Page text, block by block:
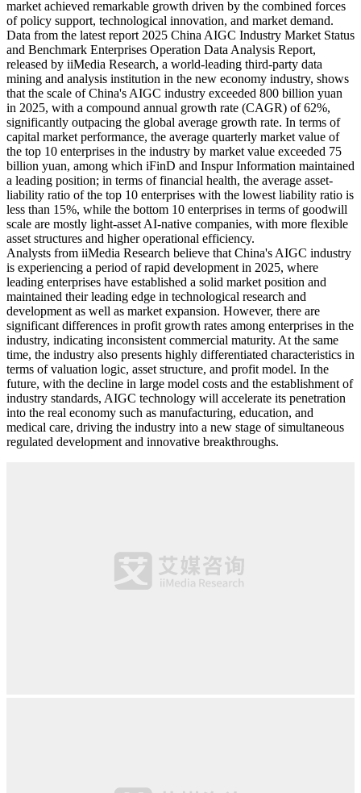
market achieved remarkable growth driven by the combined forces
of policy support, technological innovation, and market demand.
Data from the latest report 2025 China AIGC Industry Market Status
and Benchmark Enterprises Operation Data Analysis Report,
released by iiMedia Research, a world-leading third-party data
mining and analysis institution in the new economy industry, shows
that the scale of China's AIGC industry exceeded 800 billion yuan
in 2025, with a compound annual growth rate (CAGR) of 62%,
significantly outpacing the global average growth rate. In terms of
capital market performance, the average quarterly market value of
the top 10 enterprises in the industry by market value exceeded 75
billion yuan, among which iFinD and Inspur Information maintained
a leading position; in terms of financial health, the average asset-
liability ratio of the top 10 enterprises with the lowest liability ratio is
less than 15%, while the bottom 10 enterprises in terms of goodwill
scale are mostly light-asset AI-native companies, with more flexible
asset structures and higher operational efficiency.
Analysts from iiMedia Research believe that China's AIGC industry
is experiencing a period of rapid development in 2025, where
leading enterprises have established a solid market position and
maintained their leading edge in technological research and
development as well as market expansion. However, there are
significant differences in profit growth rates among enterprises in the
industry, indicating inconsistent commercial maturity. At the same
time, the industry also presents highly differentiated characteristics in
terms of valuation logic, asset structure, and profit model. In the
future, with the decline in large model costs and the establishment of
industry standards, AIGC technology will accelerate its penetration
into the real economy such as manufacturing, education, and
medical care, driving the industry into a new stage of simultaneous
regulated development and innovative breakthroughs.